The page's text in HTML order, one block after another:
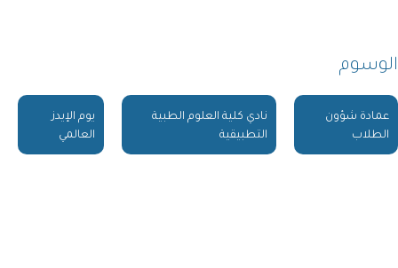
الوسوم
عمادة شؤون
الطلاب
نادي كلية العلوم الطبية
التطبيقية
يوم الإيدز
العالمي